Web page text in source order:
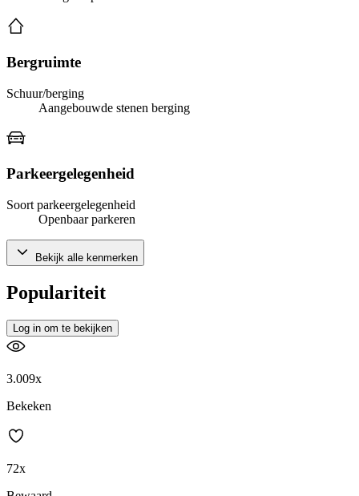
Bergruimte
Schuur/berging
Aangebouwde stenen berging
Parkeergelegenheid
Soort parkeergelegenheid
Openbaar parkeren
Bekijk alle kenmerken
Populariteit
Log in om te bekijken
3.009x
Bekeken
72x